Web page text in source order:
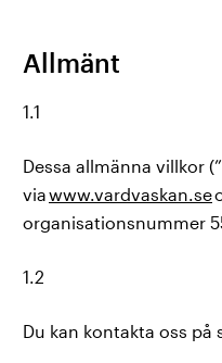
Allmänt
1.1
Dessa allmänna villkor
viawww.vardvaskan.se
organisationsnummer
1.2
Du kan kontakta oss på